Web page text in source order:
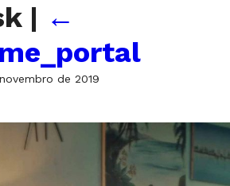
| ←
de 2019